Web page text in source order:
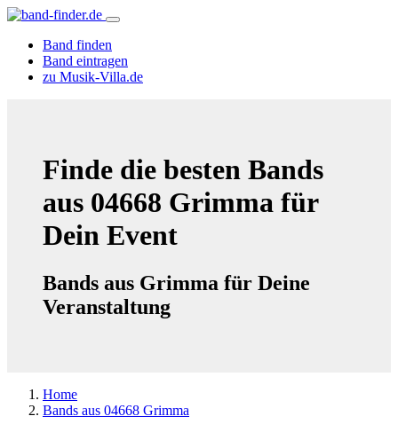
Band finden
Band eintragen
zu Musik-Villa.de
Finde die besten Bands
aus 04668 Grimma für
Dein Event
Bands aus Grimma für Deine
Veranstaltung
Home
Bands aus 04668 Grimma